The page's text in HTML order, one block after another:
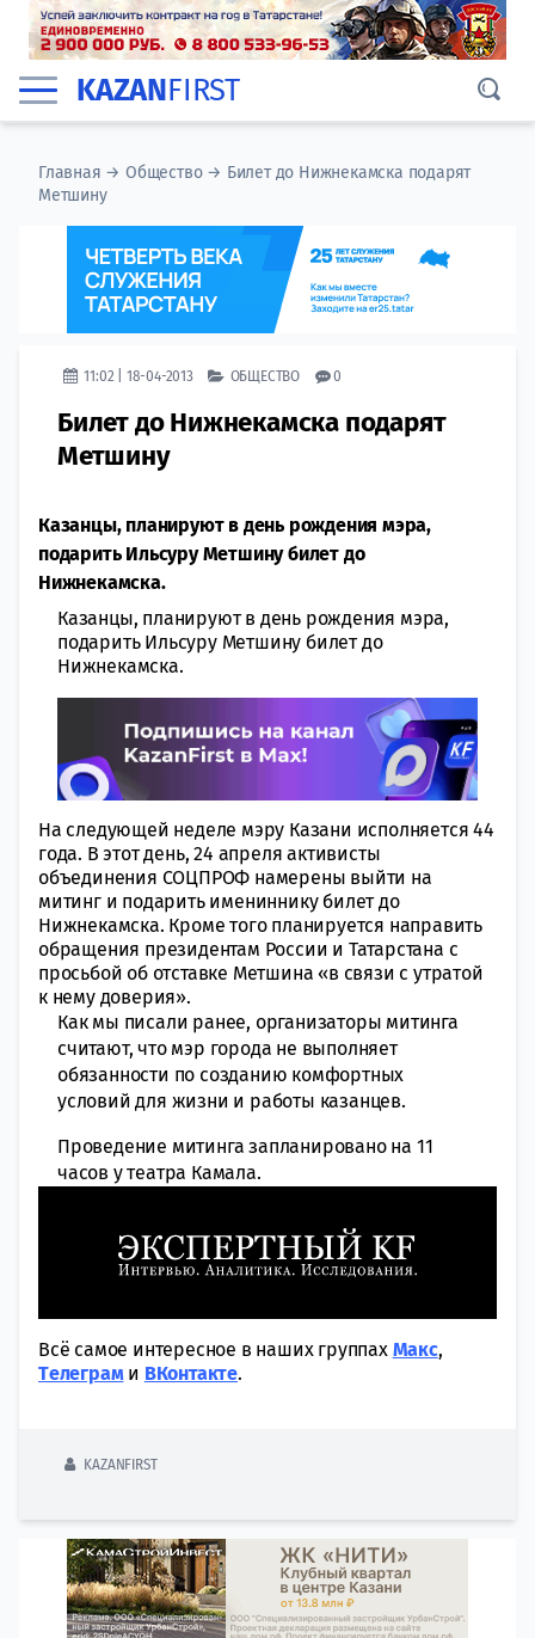
KAZANFIRST
Главная →Общество→ Билет до Нижнекамска подарят
Метшину
11:02 | 18-04-2013 ОБЩЕСТВО 0
Билет до Нижнекамска подарят
Метшину
Казанцы, планируют в день рождения мэра,
подарить Ильсуру Метшину билет до
Нижнекамска.
Казанцы, планируют в день рождения мэра,
подарить Ильсуру Метшину билет до
Нижнекамска.
На следующей неделе мэру Казани исполняется 44
года. В этот день, 24 апреля активисты
объединения СОЦПРОФ намерены выйти на
митинг и подарить имениннику билет до
Нижнекамска. Кроме того планируется направить
обращения президентам России и Татарстана с
просьбой об отставке Метшина «в связи с утратой
к нему доверия».
Как мы писали ранее, организаторы митинга
считают, что мэр города не выполняет
обязанности по созданию комфортных
условий для жизни и работы казанцев.
Проведение митинга запланировано на 11
часов у театра Камала.
Всё самое интересное в наших группах Макс,
Tелеграми ВКонтакте.
KAZANFIRST